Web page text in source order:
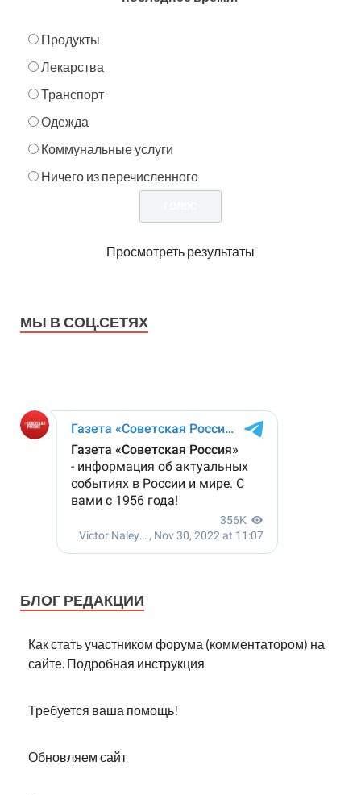
Продукты
Лекарства
Транспорт
Одежда
Коммунальные услуги
Ничего из перечисленного
Просмотреть результаты
МЫ В СОЦ.СЕТЯХ
БЛОГ РЕДАКЦИИ
Как стать участником форума (комментатором) на
сайте. Подробная инструкция
Требуется ваша помощь!
Обновляем сайт